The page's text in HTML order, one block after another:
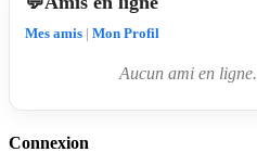
Mes amis | Mon Profil
Aucun ami en ligne.
Connexion